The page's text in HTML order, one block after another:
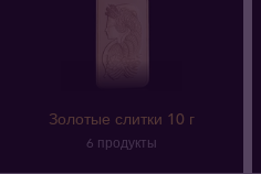
Золотые слитки 10 г
6 продукты